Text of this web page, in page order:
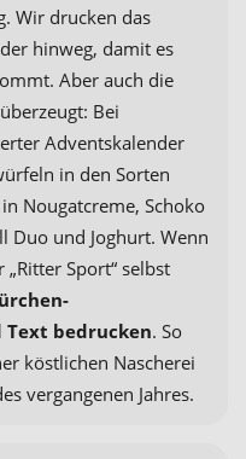
Wir drucken das
hinweg, damit es
Aber auch die
Bei
Adventskalender
in den Sorten
Nougatcreme, Schoko
Duo und Joghurt. Wenn
Sport“ selbst
bedrucken. So
köstlichen Nascherei
vergangenen Jahres.